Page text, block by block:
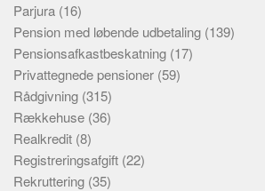
Parjura (16)
Pension med løbende udbetaling (139)
Pensionsafkastbeskatning (17)
Privattegnede pensioner (59)
Rådgivning (315)
Rækkehuse (36)
Realkredit (8)
Registreringsafgift (22)
Rekruttering (35)